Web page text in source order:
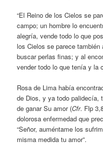
“El Reino de los Cielos se
campo; un hombre lo
alegría, vende todo lo que
los Cielos se parece
buscar perlas finas; y al
vender todo lo que tenía y la
Rosa de Lima había
de Dios, y ya todo palidecía,
de ganar Su amor (Cfr. Flp
dolorosa enfermedad que
“Señor, auméntame los
misma medida tu amor”.